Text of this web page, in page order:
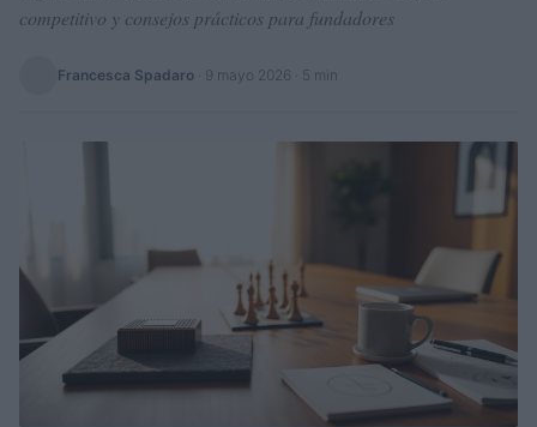
competitivo y consejos prácticos para fundadores
Francesca Spadaro 9 mayo 2026 · 5 min